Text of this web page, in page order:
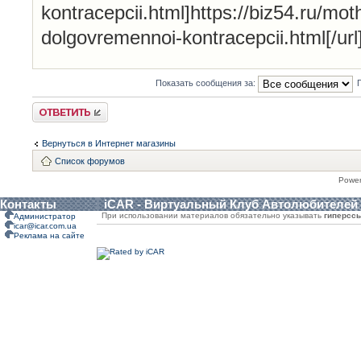
kontracepcii.html]https://biz54.ru/
dolgovremennoi-kontracepcii.html[/
Показать сообщения за:
Ответить
Вернуться в Интернет магазины
Список форумов
Контакты iCAR - Виртуальный Клуб Автолюбителей
Администратор
icar@icar.com.ua
Реклама на сайте
При использовании материалов обязательно указывать